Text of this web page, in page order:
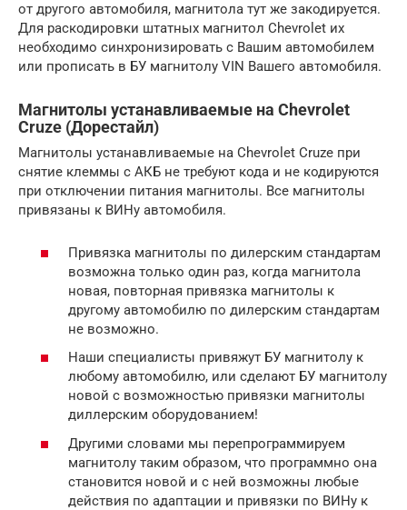
от другого автомобиля, магнитола тут же закодируется.
Для раскодировки штатных магнитол Chevrolet их
необходимо синхронизировать с Вашим автомобилем
или прописать в БУ магнитолу VIN Вашего автомобиля.
Магнитолы устанавливаемые на Chevrolet
Cruze (Дорестайл)
Магнитолы устанавливаемые на Chevrolet Cruze при
снятие клеммы с АКБ не требуют кода и не кодируются
при отключении питания магнитолы. Все магнитолы
привязаны к ВИНу автомобиля.
Привязка магнитолы по дилерским стандартам
возможна только один раз, когда магнитола
новая, повторная привязка магнитолы к
другому автомобилю по дилерским стандартам
не возможно.
Наши специалисты привяжут БУ магнитолу к
любому автомобилю, или сделают БУ магнитолу
новой с возможностью привязки магнитолы
диллерским оборудованием!
Другими словами мы перепрограммируем
магнитолу таким образом, что программно она
становится новой и с ней возможны любые
действия по адаптации и привязки по ВИНу к